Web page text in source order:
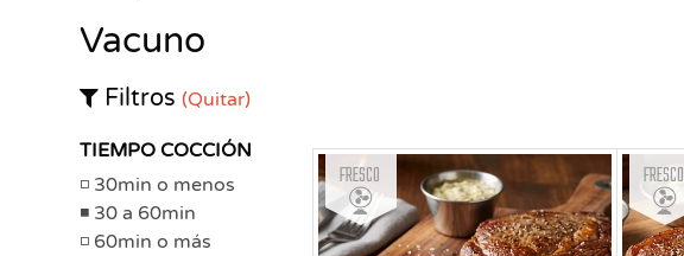
Vacuno
Filtros (Quitar)
TIEMPO COCCIÓN
30min o menos
30 a 60min
60min o más
Fresco Fresco